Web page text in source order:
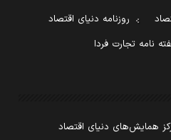
روزنامه دنیای اقتصاد
نامه تجارت فردا
همایش‌های دنیای اقتصاد